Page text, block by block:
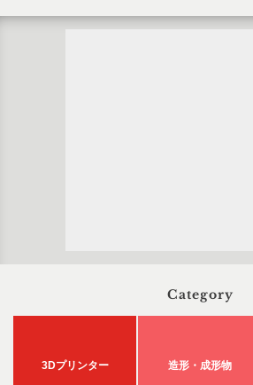
Category
3Dプリンター 造形・成形物